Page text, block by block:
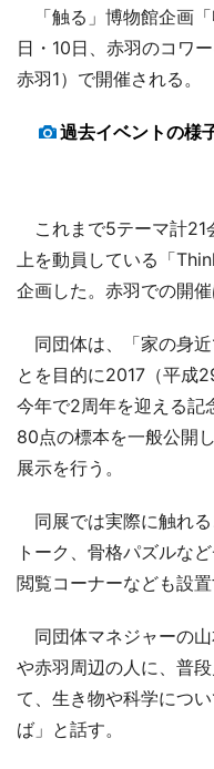
「触る」博物館企画
日・10日、赤羽のコワ
赤羽1）で開催される。
過去イベントの様
これまで5テーマ計21
上を動員している「
企画した。赤羽での開催
同団体は、「家の身近
とを目的に2017（平成
今年で2周年を迎える記
80点の標本を一般公開
展示を行う。
同展では実際に触れ
トーク、骨格パズルな
閲覧コーナーなども設置
同団体マネジャーの山
や赤羽周辺の人に、普
て、生き物や科学につ
ば」と話す。